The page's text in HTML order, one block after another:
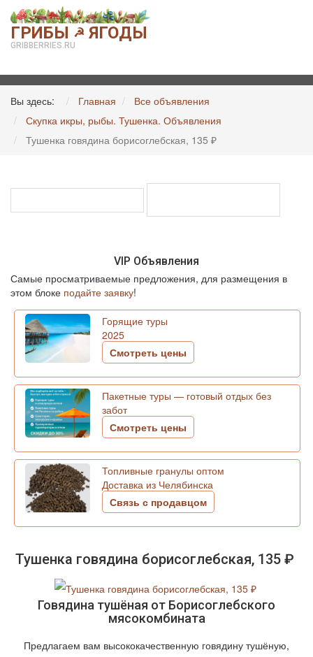
ГРИБЫ ☭ ЯГОДЫ
GRIBBERRIES.RU
Вы здесь: Главная
Все объявления
Скупка икры, рыбы. Тушенка. Объявления
Тушенка говядина борисоглебская, 135 ₽
VIP Объявления
Самые просматриваемые предложения, для размещения в
этом блоке подайте заявку!
Горящие туры
2025
Смотреть цены
Пакетные туры — готовый отдых без
забот
Смотреть цены
Топливные гранулы оптом
Доставка из Челябинска
Связь с продавцом
Тушенка говядина борисоглебская, 135 ₽
Говядина тушёная от Борисоглебского
мясокомбината
Предлагаем вам высококачественную говядину тушёную,